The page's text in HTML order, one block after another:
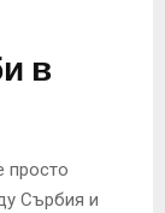
в
просто
Сърбия и